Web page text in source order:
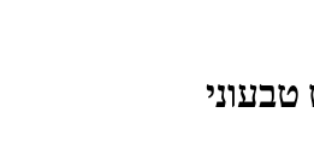
טבעוני